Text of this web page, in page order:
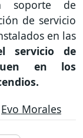
soporte de
de servicio
en las
servicio de
en los
Evo Morales